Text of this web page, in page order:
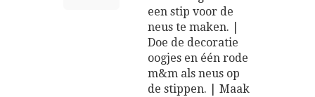
een stip voor de
neus te maken. |
Doe de decoratie
oogjes en één rode
m&m als neus op
de stippen. | Maak